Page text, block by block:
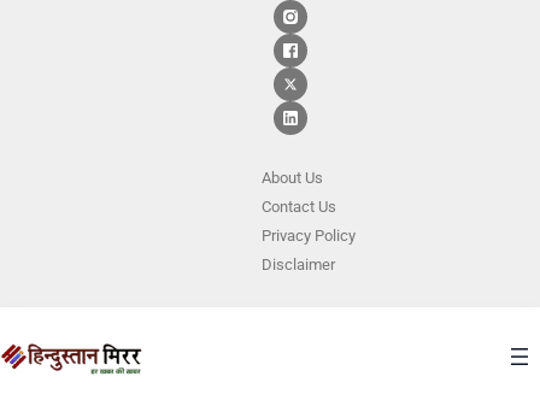
About Us
ContactUs
Privacy Policy
Disclaimer